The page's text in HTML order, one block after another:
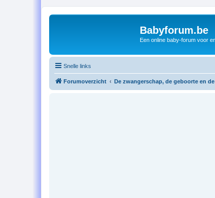
Babyforum.be
Een online baby-forum voor
Snelle links
Forumoverzicht De zwangerschap, de geboorte en